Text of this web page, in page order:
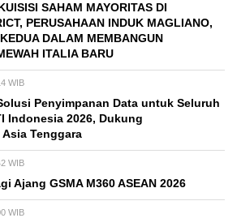
SAHAM MAYORITAS DI
PERUSAHAAN INDUK MAGLIANO,
DALAM MEMBANGUN
ITALIA BARU
WIB
Penyimpanan Data untuk Seluruh
Indonesia 2026, Dukung
Asia Tenggara
WIB
Ajang GSMA M360 ASEAN 2026
WIB